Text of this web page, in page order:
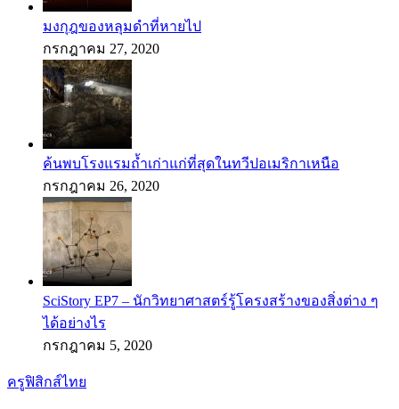
มงกุฎของหลุมดำที่หายไป
กรกฎาคม 27, 2020
ค้นพบโรงแรมถ้ำเก่าแก่ที่สุดในทวีปอเมริกาเหนือ
กรกฎาคม 26, 2020
SciStory EP7 – นักวิทยาศาสตร์รู้โครงสร้างของสิ่งต่าง ๆ
ได้อย่างไร
กรกฎาคม 5, 2020
ครูฟิสิกส์ไทย